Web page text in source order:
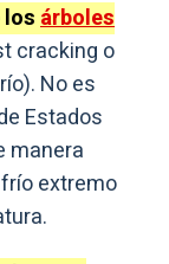
losárboles
cracking o
No es
Estados
manera
extremo